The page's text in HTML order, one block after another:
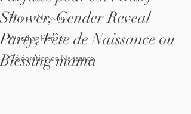
Fête de Naissance
Wedding Planner
Célébration de Naissance
Shower, Gender Reveal
Party, Fête de Naissance ou
Blessing mama